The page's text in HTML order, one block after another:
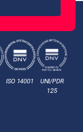
ISO 14001
UNI/PDR
125